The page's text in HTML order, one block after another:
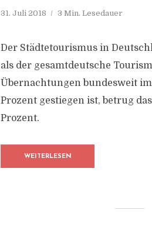
31. Juli 2018 3 Min. Lesedauer
Der Städtetourismus in
als der gesamtdeutsche
Übernachtungen bundesweit
Prozent gestiegen ist, betrug
Prozent.
WEITERLESEN